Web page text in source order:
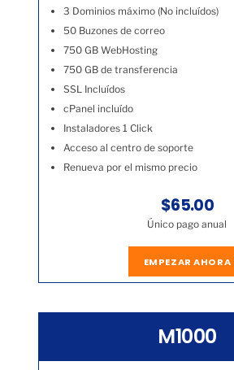
3 Dominios máximo (No incluídos)
50 Buzones de correo
750 GB WebHosting
750 GB de transferencia
SSL Incluídos
cPanel incluído
Instaladores 1 Click
Acceso al centro de soporte
Renueva por el mismo precio
$65.00
Único pago anual
EMPEZAR AHORA
M1000